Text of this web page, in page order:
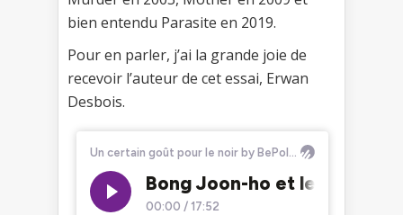
bien entendu Parasite en 2019.
Pour en parler, j’ai la grande joie de
recevoir l’auteur de cet essai, Erwan
Desbois.